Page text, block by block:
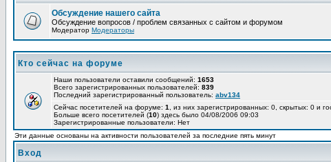
Обсуждение нашего сайта
Обсуждение вопросов / проблем связанных с сайтом и форумом
Модератор Модераторы
Кто сейчас на форуме
Наши пользователи оставили сообщений: 1653
Всего зарегистрированных пользователей: 839
Последний зарегистрированный пользователь: abv134
Сейчас посетителей на форуме: 1 , из них зарегистрированных: 0, скрытых: 0 и
Больше всего посетителей (10) здесь было 04/08/2006 09:03
Зарегистрированные пользователи: Нет
Эти данные основаны на активности пользователей за последние пять минут
Вход